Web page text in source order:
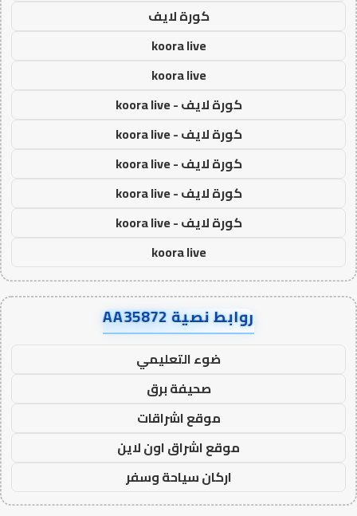
كورة لايف
koora live
koora live
كورة لايف - koora live
كورة لايف - koora live
كورة لايف - koora live
كورة لايف - koora live
كورة لايف - koora live
koora live
روابط نصية AA35872
ضوء التعليمي
صحيفة برق
موقع اشراقات
موقع اشراق اون لاين
اركان سياحة وسفر